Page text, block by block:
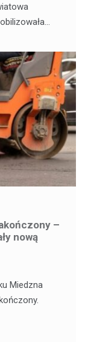
–
nową
Miedzna